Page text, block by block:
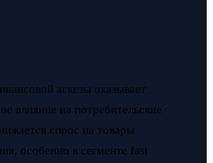
аскезы оказывает
влияние на потребительские
спрос на товары
особенно в сегменте fast